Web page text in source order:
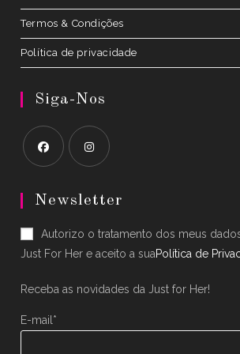
Termos & Condições
Política de privacidade
Siga-Nos
in
new
tab
in
new
tab
Newsletter
Autorizo o tratamento dos meus
Just For Her e aceito a suaPolítica de
Receba as novidades da Just for Her!
E-mail*